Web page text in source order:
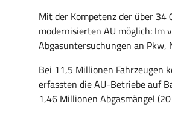
Mit der Kompetenz der über
modernisierten AU möglich:
Abgasuntersuchungen an
Bei 11,5 Millionen Fahrzeugen
erfassten die AU-Betriebe auf
1,46 Millionen Abgasmängel